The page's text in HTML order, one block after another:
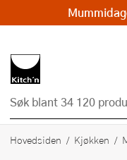
Hovedsiden Kjøkken